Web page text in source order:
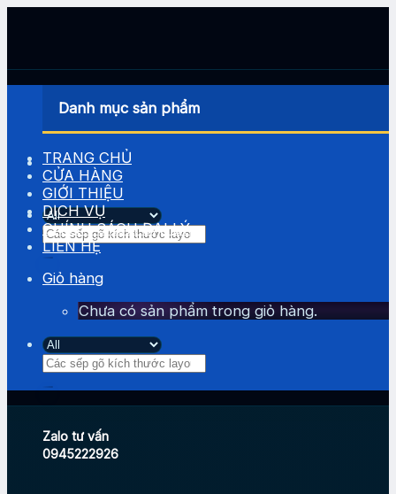
Tìm
kiếm:
Zalo tư vấn
0945222926
Danh mục sản phẩm
TRANG CHỦ
CỬA HÀNG
GIỚI THIỆU
DỊCH VỤ
CHÍNH SÁCH ĐẠI LÝ
LIÊN HỆ
Giỏ hàng
Chưa có sản phẩm trong giỏ hàng.
Tìm
kiếm: